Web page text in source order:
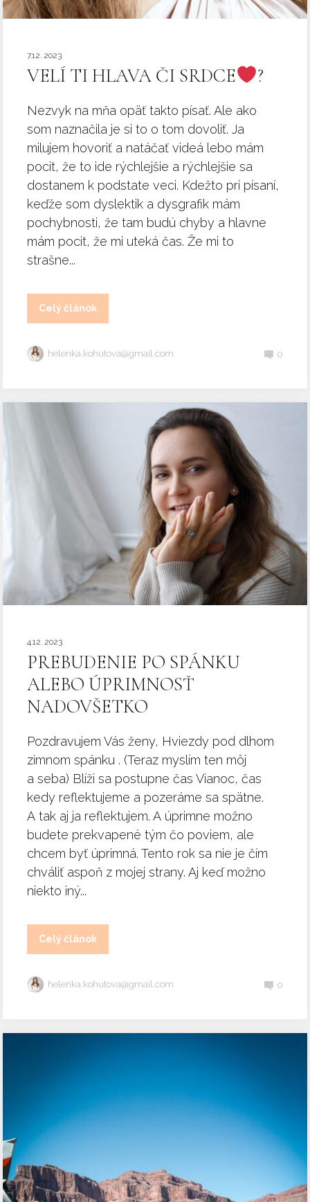
7.12. 2023
VELÍ TI HLAVA ČI SRDCE ?
Nezvyk na mňa opäť takto písať. Ale ako
som naznačila je si to o tom dovoliť. Ja
milujem hovoriť a natáčať videá lebo mám
pocit, že to ide rýchlejšie a rýchlejšie sa
dostanem k podstate veci. Kdežto pri písaní,
keďže som dyslektik a dysgrafik mám
pochybnosti, že tam budú chyby a hlavne
mám pocit, že mi uteká čas. Že mi to
strašne...
Celý článok
helenka.kohutova@gmail.com 0
4.12. 2023
PREBUDENIE PO SPÁNKU
ALEBO ÚPRIMNOSŤ
NADOVŠETKO
Pozdravujem Vás ženy, Hviezdy pod dlhom
zimnom spánku . (Teraz myslím ten môj
a seba) Blíži sa postupne čas Vianoc, čas
kedy reflektujeme a pozeráme sa spätne.
A tak aj ja reflektujem. A úprimne možno
budete prekvapené tým čo poviem, ale
chcem byť úprimná. Tento rok sa nie je čím
chváliť aspoň z mojej strany. Aj keď možno
niekto iný...
Celý článok
helenka.kohutova@gmail.com 0